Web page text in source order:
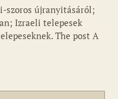
szoros újranyitásáról;
Izraeli telepesek
The post A